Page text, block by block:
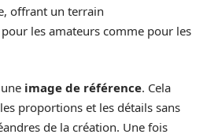
offrant un terrain
les amateurs comme pour les
image de référence. Cela
proportions et les détails sans
de la création. Une fois